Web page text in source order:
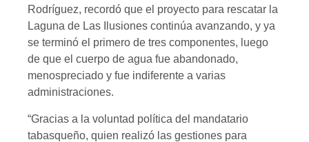
Rodríguez, recordó que el proyecto para rescatar la
Laguna de Las Ilusiones continúa avanzando, y ya
se terminó el primero de tres componentes, luego
de que el cuerpo de agua fue abandonado,
menospreciado y fue indiferente a varias
administraciones.
“Gracias a la voluntad política del mandatario
tabasqueño, quien realizó las gestiones para